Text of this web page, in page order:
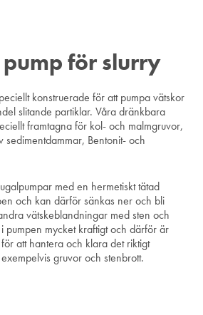
för slurry
konstruerade för att pumpa vätskor
slitande partiklar. Våra dränkbara
framtagna för kol- och malmgruvor,
Bentonit- och
med en hermetiskt tätad
och kan därför sänkas ner och bli
vätskeblandningar med sten och
pumpen mycket kraftigt och därför är
att hantera och klara det riktigt
gruvor och stenbrott.